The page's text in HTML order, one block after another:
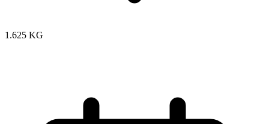
1.625 KG